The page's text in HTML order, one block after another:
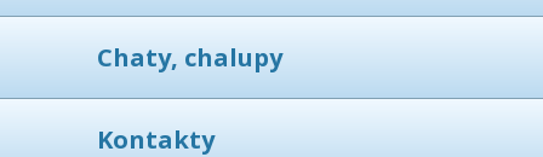
Chaty, chalupy
Kontakty